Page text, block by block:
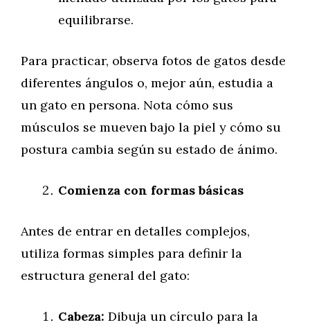
equilibrarse.
Para practicar, observa fotos de gatos desde
diferentes ángulos o, mejor aún, estudia a
un gato en persona. Nota cómo sus
músculos se mueven bajo la piel y cómo su
postura cambia según su estado de ánimo.
Comienza con formas básicas
Antes de entrar en detalles complejos,
utiliza formas simples para definir la
estructura general del gato:
Cabeza: Dibuja un círculo para la